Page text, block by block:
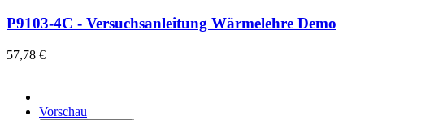
P9103-4C - Versuchsanleitung Wärmelehre Demo
57,78 €
Vorschau